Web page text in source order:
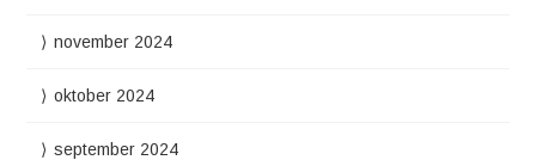
november 2024
oktober 2024
september 2024